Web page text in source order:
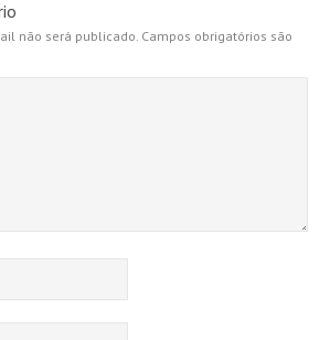
não será publicado. Campos obrigatórios são